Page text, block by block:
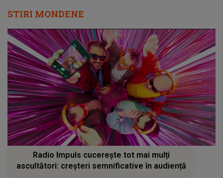
STIRI MONDENE
Radio Impuls cucerește tot mai mulți
ascultători: creșteri semnificative în audiență